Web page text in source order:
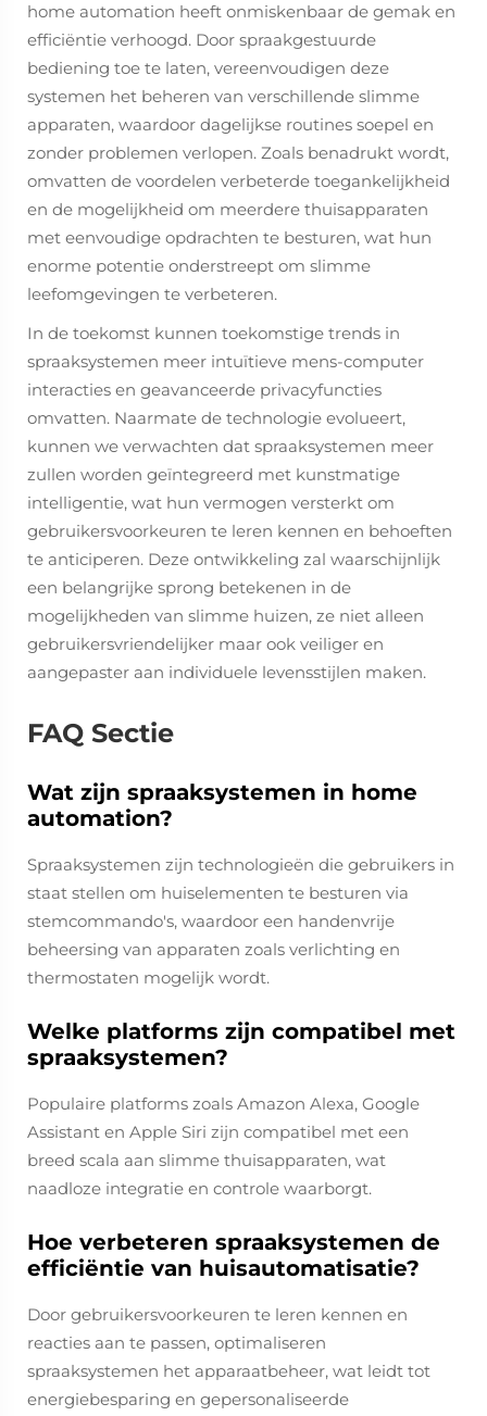
home automation heeft onmiskenbaar de gemak en
efficiëntie verhoogd. Door spraakgestuurde
bediening toe te laten, vereenvoudigen deze
systemen het beheren van verschillende slimme
apparaten, waardoor dagelijkse routines soepel en
zonder problemen verlopen. Zoals benadrukt wordt,
omvatten de voordelen verbeterde toegankelijkheid
en de mogelijkheid om meerdere thuisapparaten
met eenvoudige opdrachten te besturen, wat hun
enorme potentie onderstreept om slimme
leefomgevingen te verbeteren.
In de toekomst kunnen toekomstige trends in
spraaksystemen meer intuïtieve mens-computer
interacties en geavanceerde privacyfuncties
omvatten. Naarmate de technologie evolueert,
kunnen we verwachten dat spraaksystemen meer
zullen worden geïntegreerd met kunstmatige
intelligentie, wat hun vermogen versterkt om
gebruikersvoorkeuren te leren kennen en behoeften
te anticiperen. Deze ontwikkeling zal waarschijnlijk
een belangrijke sprong betekenen in de
mogelijkheden van slimme huizen, ze niet alleen
gebruikersvriendelijker maar ook veiliger en
aangepaster aan individuele levensstijlen maken.
FAQ Sectie
Wat zijn spraaksystemen in home
automation?
Spraaksystemen zijn technologieën die gebruikers in
staat stellen om huiselementen te besturen via
stemcommando's, waardoor een handenvrije
beheersing van apparaten zoals verlichting en
thermostaten mogelijk wordt.
Welke platforms zijn compatibel met
spraaksystemen?
Populaire platforms zoals Amazon Alexa, Google
Assistant en Apple Siri zijn compatibel met een
breed scala aan slimme thuisapparaten, wat
naadloze integratie en controle waarborgt.
Hoe verbeteren spraaksystemen de
efficiëntie van huisautomatisatie?
Door gebruikersvoorkeuren te leren kennen en
reacties aan te passen, optimaliseren
spraaksystemen het apparaatbeheer, wat leidt tot
energiebesparing en gepersonaliseerde